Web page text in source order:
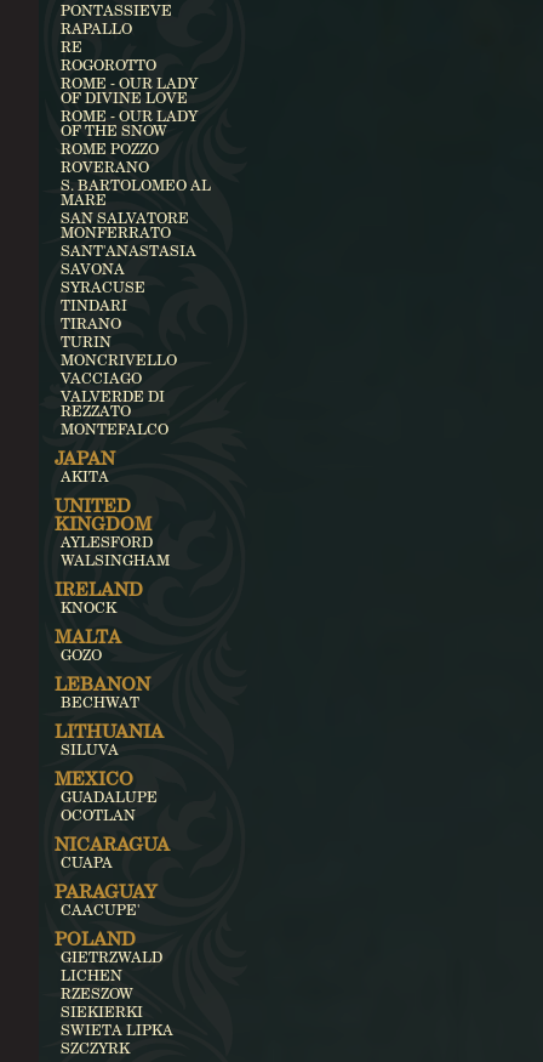
PONTASSIEVE
RAPALLO
RE
ROGOROTTO
ROME - OUR LADY
OF DIVINE LOVE
ROME - OUR LADY
OF THE SNOW
ROME POZZO
ROVERANO
S. BARTOLOMEO AL
MARE
SAN SALVATORE
MONFERRATO
SANT'ANASTASIA
SAVONA
SYRACUSE
TINDARI
TIRANO
TURIN
MONCRIVELLO
VACCIAGO
VALVERDE DI
REZZATO
MONTEFALCO
JAPAN
AKITA
UNITED
KINGDOM
AYLESFORD
WALSINGHAM
IRELAND
KNOCK
MALTA
GOZO
LEBANON
BECHWAT
LITHUANIA
SILUVA
MEXICO
GUADALUPE
OCOTLAN
NICARAGUA
CUAPA
PARAGUAY
CAACUPE'
POLAND
GIETRZWALD
LICHEN
RZESZOW
SIEKIERKI
SWIETA LIPKA
SZCZYRK